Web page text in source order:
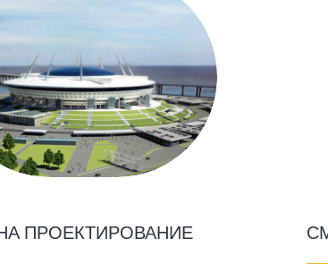
ПРОЕКТИРОВАНИЕ